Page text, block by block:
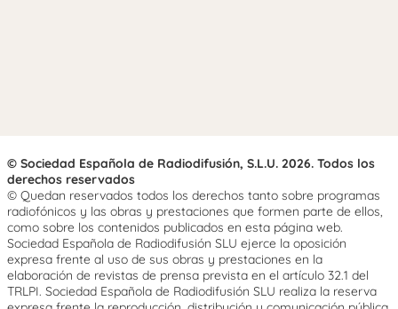
© Sociedad Española de Radiodifusión, S.L.U. 2026. Todos los
derechos reservados
© Quedan reservados todos los derechos tanto sobre programas
radiofónicos y las obras y prestaciones que formen parte de ellos,
como sobre los contenidos publicados en esta página web.
Sociedad Española de Radiodifusión SLU ejerce la oposición
expresa frente al uso de sus obras y prestaciones en la
elaboración de revistas de prensa prevista en el artículo 32.1 del
TRLPI. Sociedad Española de Radiodifusión SLU realiza la reserva